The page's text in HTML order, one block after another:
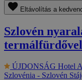
Eltávolítás a
Szlovén
termálfürdővel
ÚJDONSÁG Hotel
Szlovénia - Szlovén